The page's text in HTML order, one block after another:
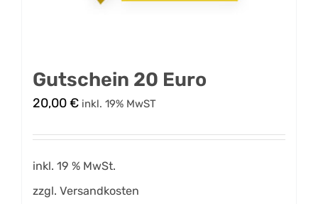
Gutschein 20 Euro
20,00€ inkl. 19% MwST
inkl. 19 % MwSt.
zzgl. Versandkosten